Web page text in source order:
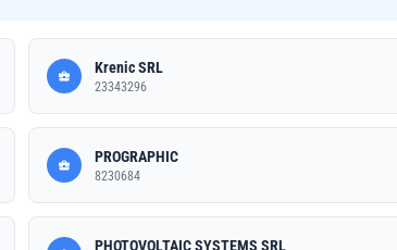
Krenic SRL
23343296
PROGRAPHIC
8230684
PHOTOVOLTAIC SYSTEMS SRL